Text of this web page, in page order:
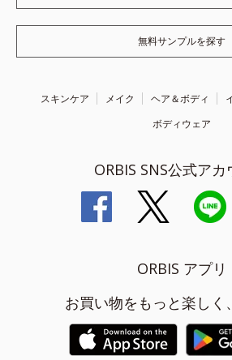
無料サンプルを探す
スキンケア メイク ヘア＆ボディ
ボディウェア
ORBIS SNS公式アカ
ORBIS アプリ
お買い物をもっと楽しく